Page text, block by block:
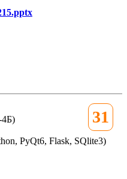
31
4Б)
PyQt6, Flask, SQlite3)